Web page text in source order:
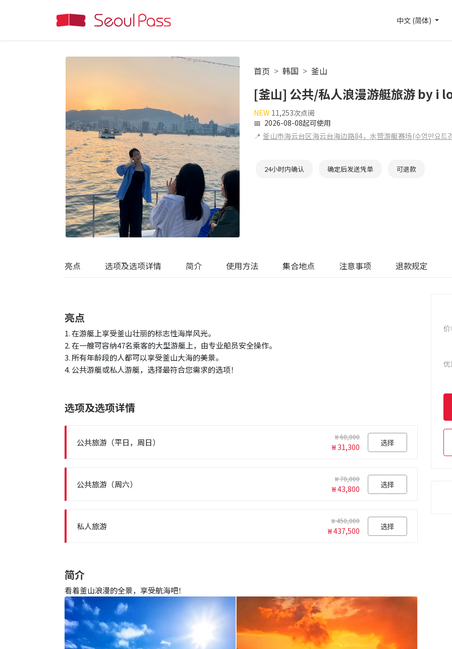
中文 (简体)
首页 韩国 釜山
[釜山] 公共/私人浪漫游艇旅游 by i
NEW 11,253次点阅
📅 2026-08-08起可使用
📍 釜山市海云台区海云台海边路84，水营游艇赛场(수영만요트
24小时内确认 确定后发送凭单 可退款
亮点 选项及选项详情 简介 使用方法 集合地点 注意事项 退款规定
亮点
1. 在游艇上享受釜山壮丽的标志性海岸风光。
2. 在一艘可容纳47名乘客的大型游艇上，由专业船员安全操作。
3. 所有年龄段的人都可以享受釜山大海的美景。
4. 公共游艇或私人游艇，选择最符合您需求的选项！
选项及选项详情
公共旅游（平日，周日） ₩ 60,000
₩ 31,300 选择
公共旅游（周六） ₩ 70,000
₩ 43,800 选择
私人旅游 ₩ 450,000
₩ 437,500 选择
简介
看着釜山浪漫的全景，享受航海吧！
优